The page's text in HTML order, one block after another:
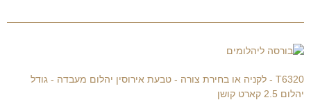
T6320 - לקניה או בחירת צורה - טבעת אירוסין יהלום מעבדה - גודל
יהלום 2.5 קארט קושן